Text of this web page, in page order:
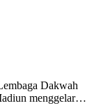
Dakwah
menggelar…